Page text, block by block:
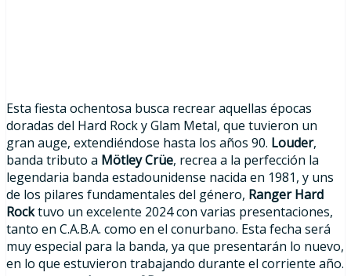
Esta fiesta ochentosa busca recrear aquellas épocas
doradas del Hard Rock y Glam Metal, que tuvieron un
gran auge, extendiéndose hasta los años 90. Louder,
banda tributo a Mötley Crüe, recrea a la perfección la
legendaria banda estadounidense nacida en 1981, y uns
de los pilares fundamentales del género, Ranger Hard
Rocktuvo un excelente 2024 con varias presentaciones,
tanto en C.A.B.A. como en el conurbano. Esta fecha será
muy especial para la banda, ya que presentarán lo nuevo,
en lo que estuvieron trabajando durante el corriente año.